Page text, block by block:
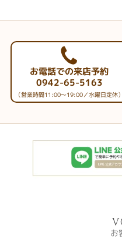
お電話での来店予約
0942-65-5163
（営業時間11:00～19:00／水曜日定休）
お